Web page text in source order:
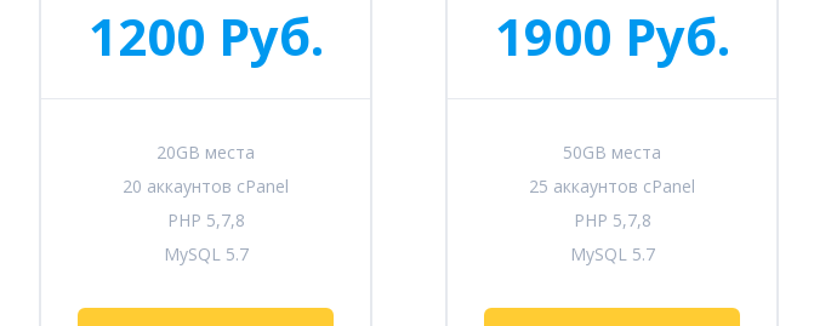
1200 Руб.
20GB места
20 аккаунтов cPanel
PHP 5,7,8
MySQL 5.7
1900 Руб.
50GB места
25 аккаунтов cPanel
PHP 5,7,8
MySQL 5.7